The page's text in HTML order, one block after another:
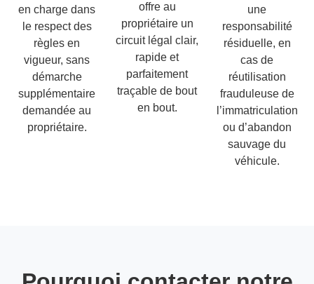
en charge dans
le respect des
règles en
vigueur, sans
démarche
supplémentaire
demandée au
propriétaire.
offre au
propriétaire un
circuit légal clair,
rapide et
parfaitement
traçable de bout
en bout.
une
responsabilité
résiduelle, en
cas de
réutilisation
frauduleuse de
l’immatriculation
ou d’abandon
sauvage du
véhicule.